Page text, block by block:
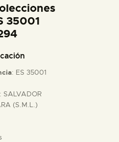
VISITA
35001
: ES 35001
: SALVADOR
(S.M.L.)